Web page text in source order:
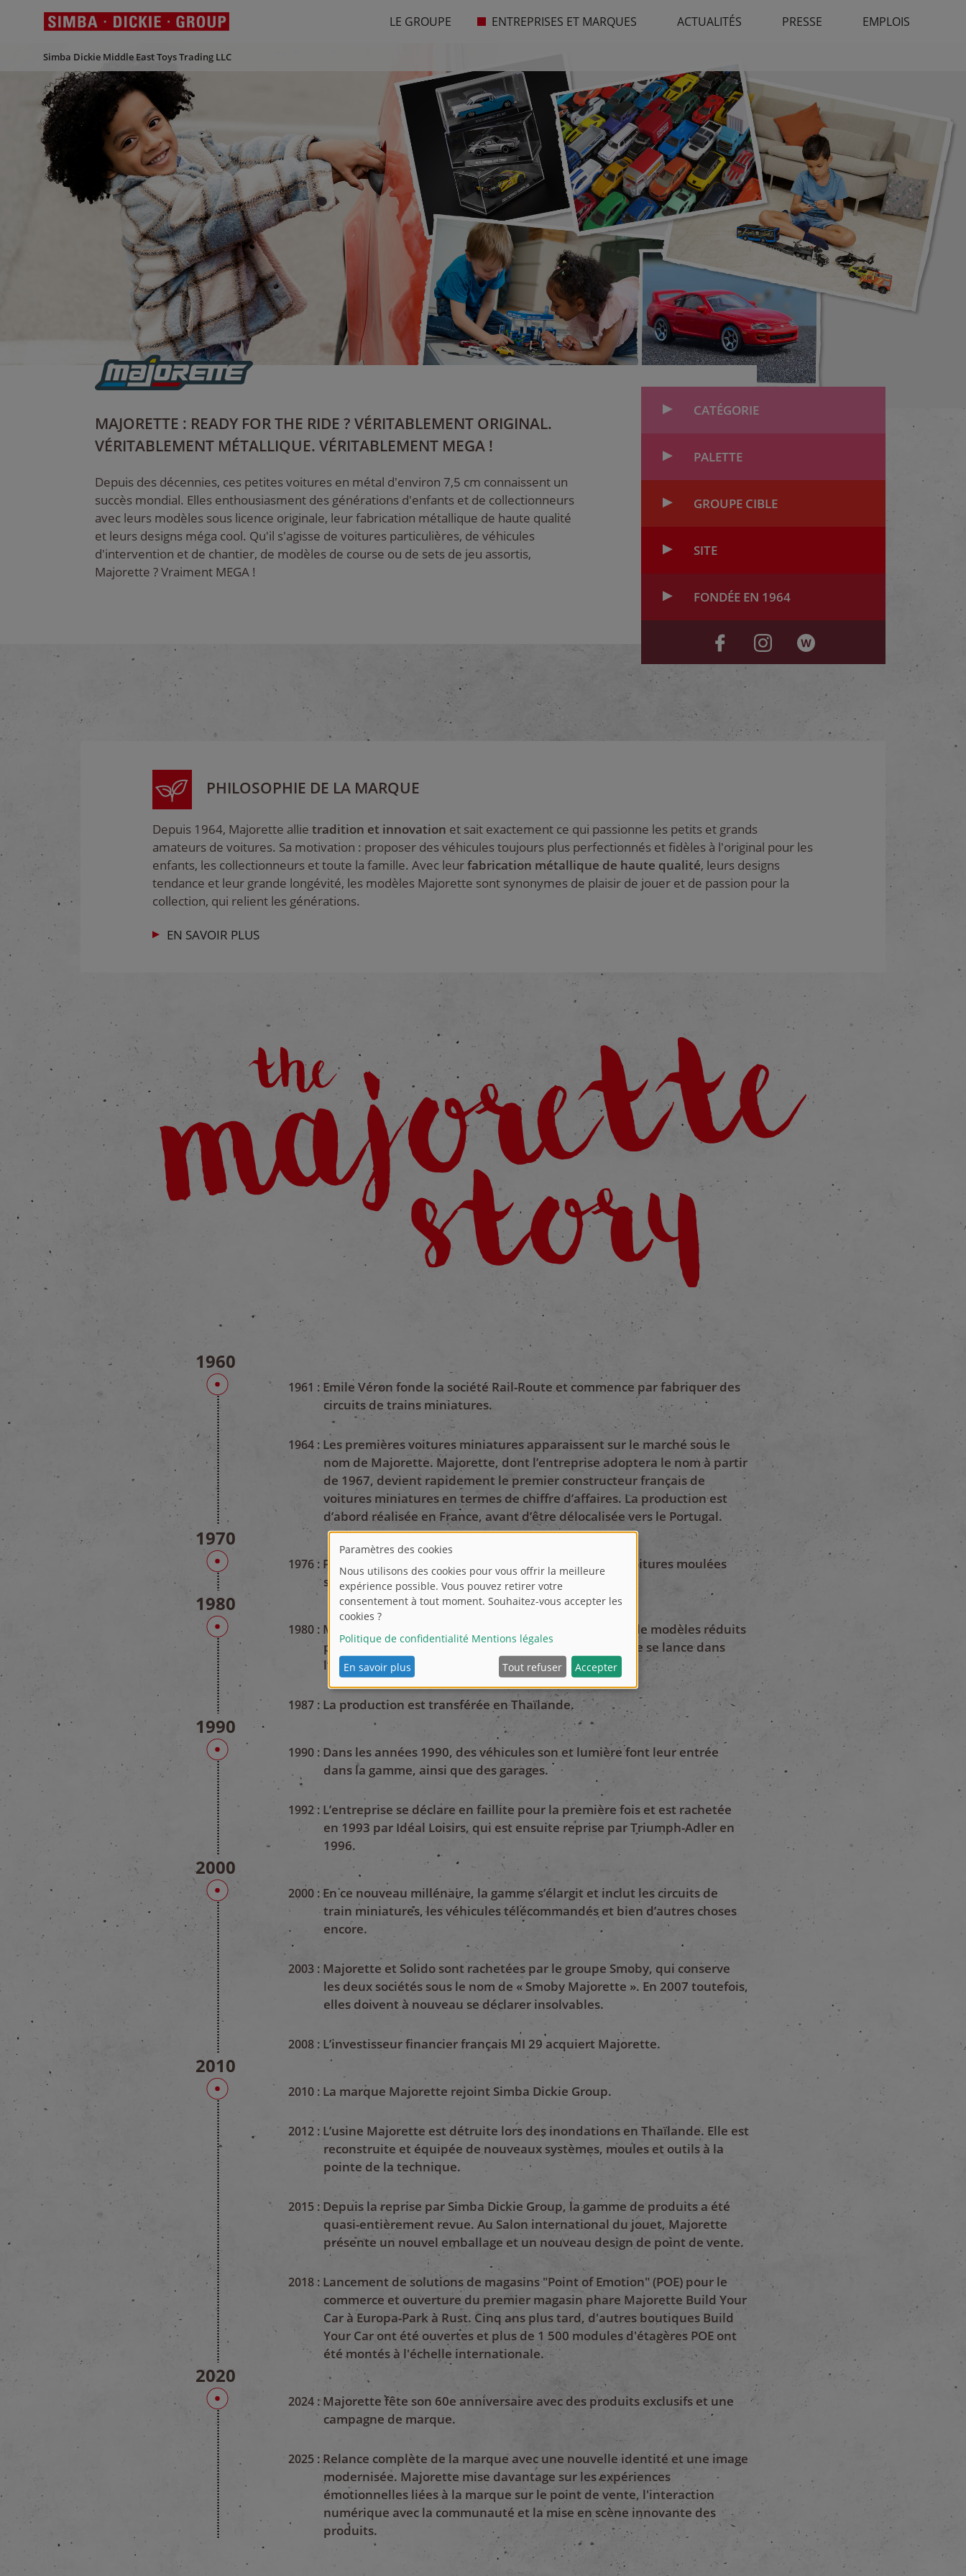
LE GROUPE ENTREPRISES ET MARQUES
Simba Dickie Middle East Toys Trading LLC
ACTUALITÉS PRESSE EMPLOIS
MAJORETTE : READY FOR THE RIDE ? VÉRITABLEMENT ORIGINAL.
VÉRITABLEMENT MÉTALLIQUE. VÉRITABLEMENT MEGA !
Depuis des décennies, ces petites voitures en métal d'environ 7,5 cm connaissent un
succès mondial. Elles enthousiasment des générations d'enfants et de collectionneurs
avec leurs modèles sous licence originale, leur fabrication métallique de haute qualité
et leurs designs méga cool. Qu'il s'agisse de voitures particulières, de véhicules
d'intervention et de chantier, de modèles de course ou de sets de jeu assortis,
Majorette ? Vraiment MEGA !
CATÉGORIE
PALETTE
GROUPE CIBLE
SITE
FONDÉE EN 1964
PHILOSOPHIE DE LA MARQUE
Depuis 1964, Majorette allie tradition et innovation et sait exactement ce qui passionne les petits et grands
amateurs de voitures. Sa motivation : proposer des véhicules toujours plus perfectionnés et fidèles à l'original pour les
enfants, les collectionneurs et toute la famille. Avec leurfabrication métallique de haute qualité, leurs designs
tendance et leur grande longévité, les modèles Majorette sont synonymes de plaisir de jouer et de passion pour la
collection, qui relient les générations.
EN SAVOIR PLUS
1960
1961 : Emile Véron fonde la société Rail-Route et commence par fabriquer des
circuits de trains miniatures.
1964 : Les premières voitures miniatures apparaissent sur le marché sous le
nom de Majorette. Majorette, dont l’entreprise adoptera le nom à partir
de 1967, devient rapidement le premier constructeur français de
voitures miniatures en termes de chiffre d’affaires. La production est
d’abord réalisée en France, avant d’être délocalisée vers le Portugal.
1970
1976 : Première publicité télévisée de Majorette pour des voitures moulées
sous pression.
1980
1980 : Majorette acquiert Solido, célèbre fabricant français de modèles réduits
pour collectionneurs. Dans les années 1980, Majorette se lance dans
l’activité lucrative des modèles réduits publicitaires.
1987 : La production est transférée en Thaïlande.
1990
1990 : Dans les années 1990, des véhicules son et lumière font leur entrée
dans la gamme, ainsi que des garages.
1992 : L’entreprise se déclare en faillite pour la première fois et est rachetée
en 1993 par Idéal Loisirs, qui est ensuite reprise par Triumph-Adler en
1996.
2000
2000 :En ce nouveau millénaire, la gamme s’élargit et inclut les circuits de
train miniatures, les véhicules télécommandés et bien d’autres choses
encore.
2003 : Majorette et Solido sont rachetées par le groupe Smoby, qui conserve
les deux sociétés sous le nom de « Smoby Majorette ». En 2007 toutefois,
elles doivent à nouveau se déclarer insolvables.
2008 : L’investisseur financier français MI 29 acquiert Majorette.
2010
2010 : La marque Majorette rejoint Simba Dickie Group.
2012 : L’usine Majorette est détruite lors des inondations en Thaïlande. Elle est
reconstruite et équipée de nouveaux systèmes, moules et outils à la
pointe de la technique.
2015 : Depuis la reprise par Simba Dickie Group, la gamme de produits a été
quasi-entièrement revue. Au Salon international du jouet, Majorette
présente un nouvel emballage et un nouveau design de point de vente.
2018 : Lancement de solutions de magasins "Point of Emotion" (POE) pour le
commerce et ouverture du premier magasin phare Majorette Build Your
Car à Europa-Park à Rust. Cinq ans plus tard, d'autres boutiques Build
Your Car ont été ouvertes et plus de 1 500 modules d'étagères POE ont
été montés à l'échelle internationale.
2020
2024 : Majorette fête son 60e anniversaire avec des produits exclusifs et une
campagne de marque.
2025 : Relance complète de la marque avec une nouvelle identité et une image
modernisée. Majorette mise davantage sur les expériences
émotionnelles liées à la marque sur le point de vente, l'interaction
numérique avec la communauté et la mise en scène innovante des
produits.